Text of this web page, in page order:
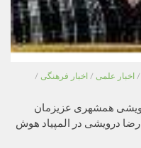
/ اخبار علمی / اخبار فرهنگی /
همشهری عزیزمان
درویشی در المپیاد هوش